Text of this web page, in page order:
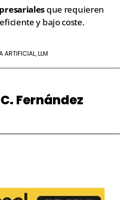
que requieren
y bajo coste.
ARTIFICIAL ,LLM
Fernández